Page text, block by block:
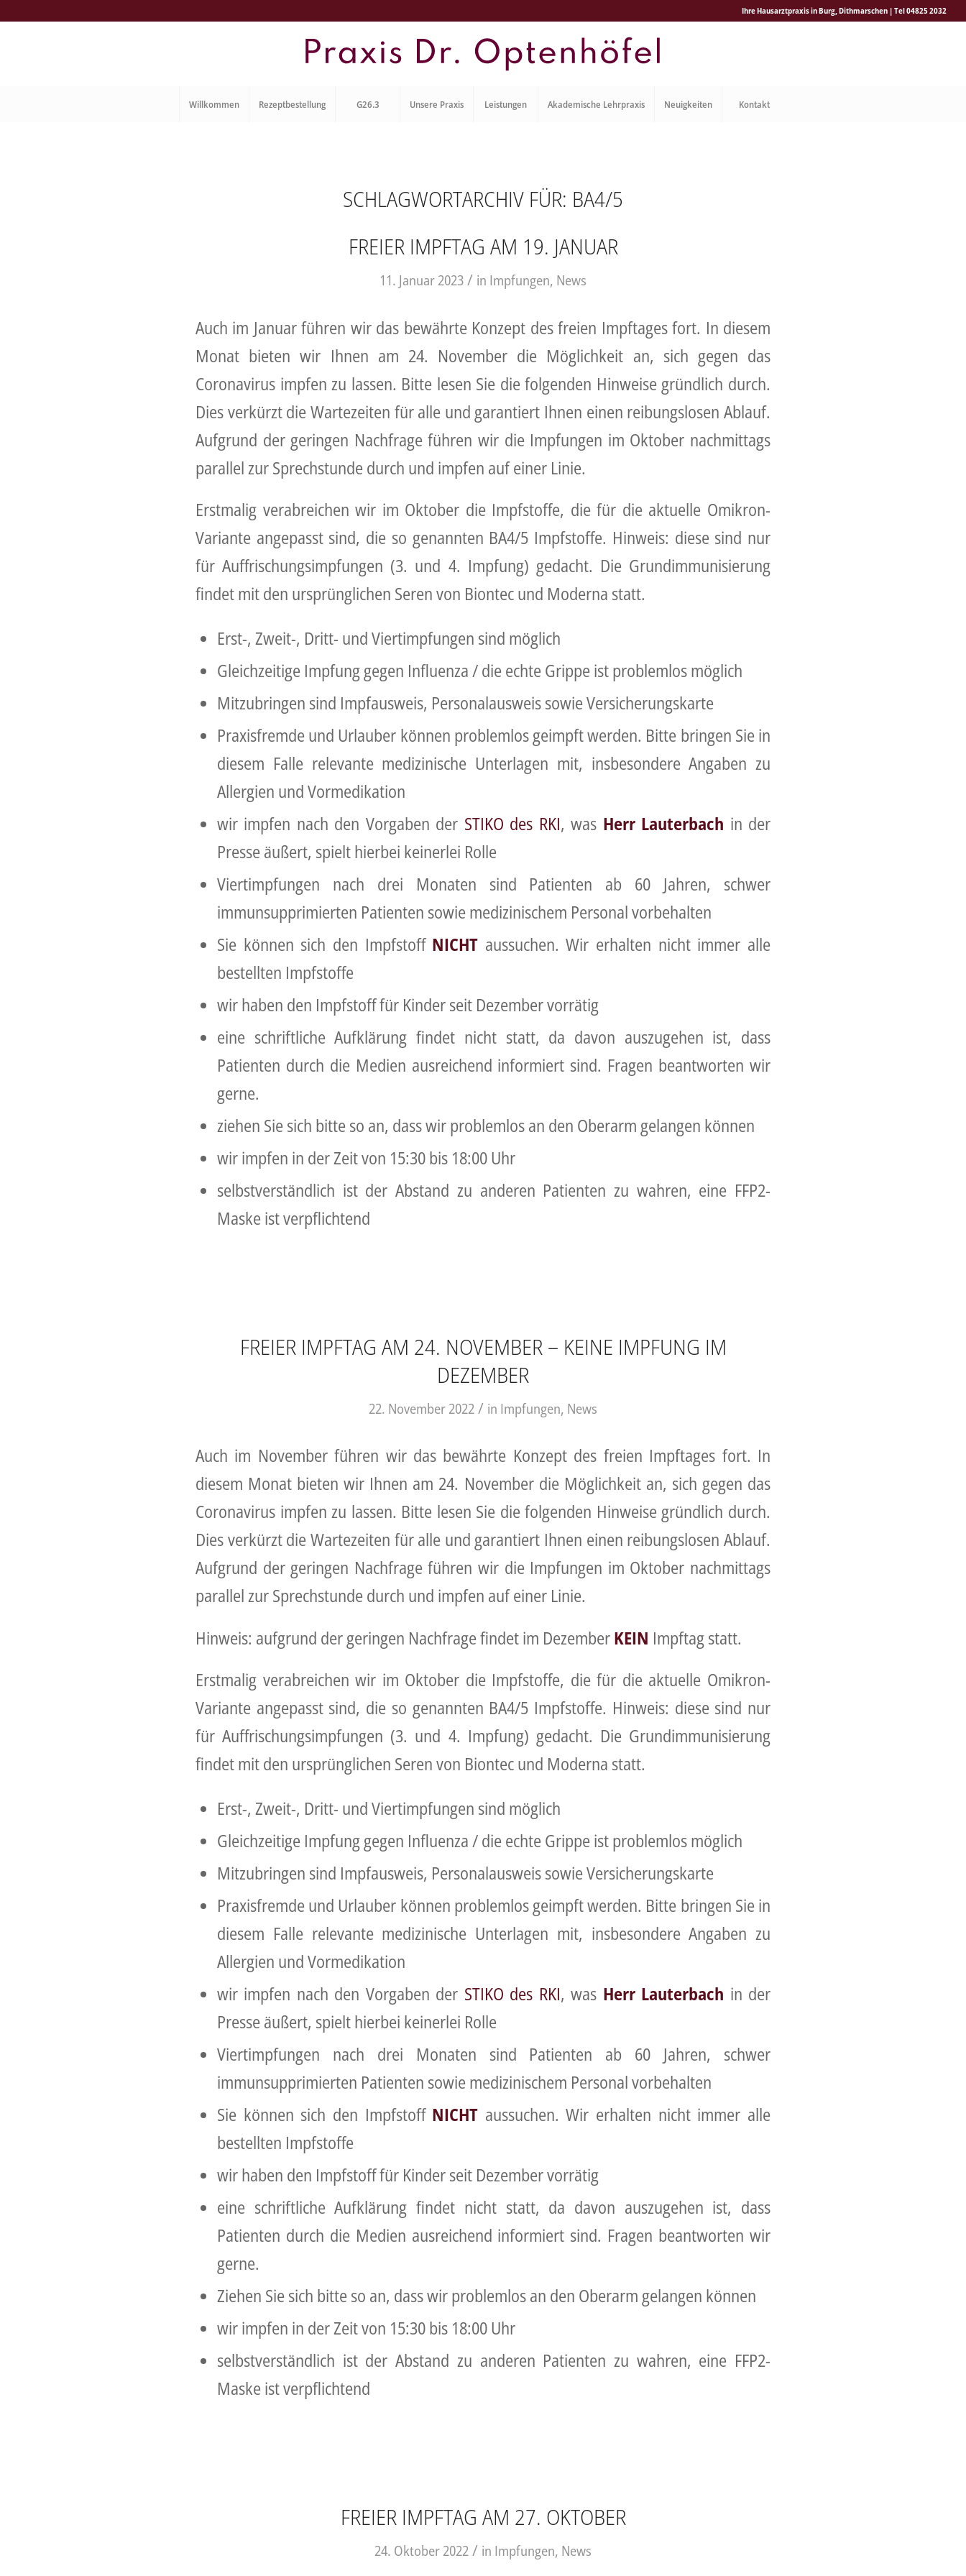
Ihre Hausarztpraxis in Burg, Dithmarschen | Tel 04825 2032
Willkommen Rezeptbestellung G26.3 Unsere Praxis Leistungen Akademische Lehrpraxis Neuigkeiten Kontakt
SCHLAGWORTARCHIV FÜR: BA4/5
FREIER IMPFTAG AM 19. JANUAR
11. Januar 2023 / in Impfungen, News
Auch im Januar führen wir das bewährte Konzept des freien Impftages fort. In diesem
Monat bieten wir Ihnen am 24. November die Möglichkeit an, sich gegen das
Coronavirus impfen zu lassen. Bitte lesen Sie die folgenden Hinweise gründlich durch.
Dies verkürzt die Wartezeiten für alle und garantiert Ihnen einen reibungslosen Ablauf.
Aufgrund der geringen Nachfrage führen wir die Impfungen im Oktober nachmittags
parallel zur Sprechstunde durch und impfen auf einer Linie.
Erstmalig verabreichen wir im Oktober die Impfstoffe, die für die aktuelle Omikron-
Variante angepasst sind, die so genannten BA4/5 Impfstoffe. Hinweis: diese sind nur
für Auffrischungsimpfungen (3. und 4. Impfung) gedacht. Die Grundimmunisierung
findet mit den ursprünglichen Seren von Biontec und Moderna statt.
Erst-, Zweit-, Dritt- und Viertimpfungen sind möglich
Gleichzeitige Impfung gegen Influenza / die echte Grippe ist problemlos möglich
Mitzubringen sind Impfausweis, Personalausweis sowie Versicherungskarte
Praxisfremde und Urlauber können problemlos geimpft werden. Bitte bringen Sie in
diesem Falle relevante medizinische Unterlagen mit, insbesondere Angaben zu
Allergien und Vormedikation
wir impfen nach den Vorgaben der STIKO des RKI, was Herr Lauterbach in der
Presse äußert, spielt hierbei keinerlei Rolle
Viertimpfungen nach drei Monaten sind Patienten ab 60 Jahren, schwer
immunsupprimierten Patienten sowie medizinischem Personal vorbehalten
Sie können sich den Impfstoff NICHT aussuchen. Wir erhalten nicht immer alle
bestellten Impfstoffe
wir haben den Impfstoff für Kinder seit Dezember vorrätig
eine schriftliche Aufklärung findet nicht statt, da davon auszugehen ist, dass
Patienten durch die Medien ausreichend informiert sind. Fragen beantworten wir
gerne.
ziehen Sie sich bitte so an, dass wir problemlos an den Oberarm gelangen können
wir impfen in der Zeit von 15:30 bis 18:00 Uhr
selbstverständlich ist der Abstand zu anderen Patienten zu wahren, eine FFP2-
Maske ist verpflichtend
FREIER IMPFTAG AM 24. NOVEMBER – KEINE IMPFUNG IM
DEZEMBER
22. November 2022 / in Impfungen, News
Auch im November führen wir das bewährte Konzept des freien Impftages fort. In
diesem Monat bieten wir Ihnen am 24. November die Möglichkeit an, sich gegen das
Coronavirus impfen zu lassen. Bitte lesen Sie die folgenden Hinweise gründlich durch.
Dies verkürzt die Wartezeiten für alle und garantiert Ihnen einen reibungslosen Ablauf.
Aufgrund der geringen Nachfrage führen wir die Impfungen im Oktober nachmittags
parallel zur Sprechstunde durch und impfen auf einer Linie.
Hinweis: aufgrund der geringen Nachfrage findet im DezemberKEIN Impftag statt.
Erstmalig verabreichen wir im Oktober die Impfstoffe, die für die aktuelle Omikron-
Variante angepasst sind, die so genannten BA4/5 Impfstoffe. Hinweis: diese sind nur
für Auffrischungsimpfungen (3. und 4. Impfung) gedacht. Die Grundimmunisierung
findet mit den ursprünglichen Seren von Biontec und Moderna statt.
Erst-, Zweit-, Dritt- und Viertimpfungen sind möglich
Gleichzeitige Impfung gegen Influenza / die echte Grippe ist problemlos möglich
Mitzubringen sind Impfausweis, Personalausweis sowie Versicherungskarte
Praxisfremde und Urlauber können problemlos geimpft werden. Bitte bringen Sie in
diesem Falle relevante medizinische Unterlagen mit, insbesondere Angaben zu
Allergien und Vormedikation
wir impfen nach den Vorgaben der STIKO des RKI, was Herr Lauterbach in der
Presse äußert, spielt hierbei keinerlei Rolle
Viertimpfungen nach drei Monaten sind Patienten ab 60 Jahren, schwer
immunsupprimierten Patienten sowie medizinischem Personal vorbehalten
Sie können sich den Impfstoff NICHT aussuchen. Wir erhalten nicht immer alle
bestellten Impfstoffe
wir haben den Impfstoff für Kinder seit Dezember vorrätig
eine schriftliche Aufklärung findet nicht statt, da davon auszugehen ist, dass
Patienten durch die Medien ausreichend informiert sind. Fragen beantworten wir
gerne.
Ziehen Sie sich bitte so an, dass wir problemlos an den Oberarm gelangen können
wir impfen in der Zeit von 15:30 bis 18:00 Uhr
selbstverständlich ist der Abstand zu anderen Patienten zu wahren, eine FFP2-
Maske ist verpflichtend
FREIER IMPFTAG AM 27. OKTOBER
24. Oktober 2022 / in Impfungen, News